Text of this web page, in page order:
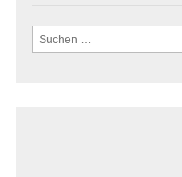
Suchen
nach: